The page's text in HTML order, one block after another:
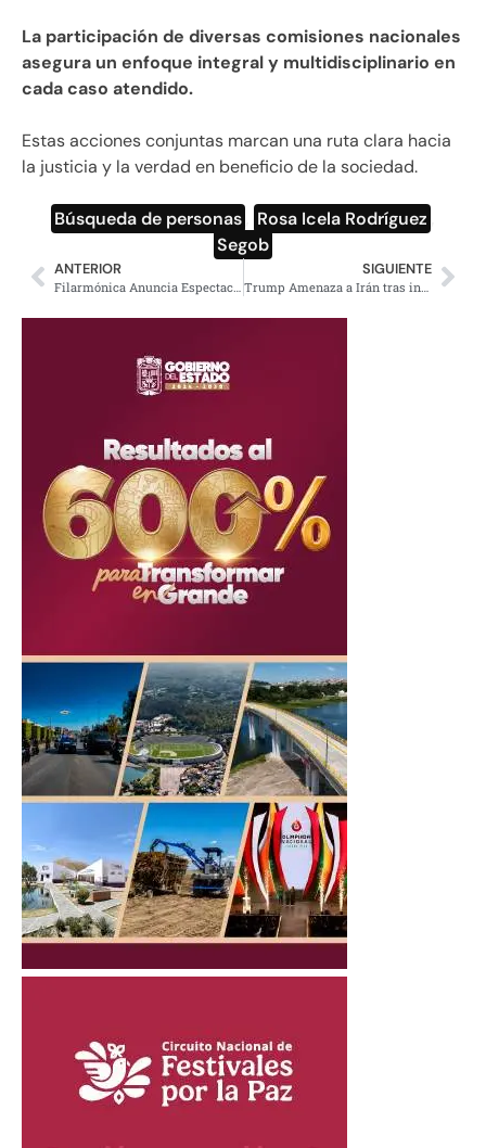
La participación de diversas comisiones nacionales
asegura un enfoque integral y multidisciplinario en
cada caso atendido.
Estas acciones conjuntas marcan una ruta clara hacia
la justicia y la verdad en beneficio de la sociedad.
Búsqueda de personas Rosa Icela Rodríguez
Segob
ANTERIOR SIGUIENTE